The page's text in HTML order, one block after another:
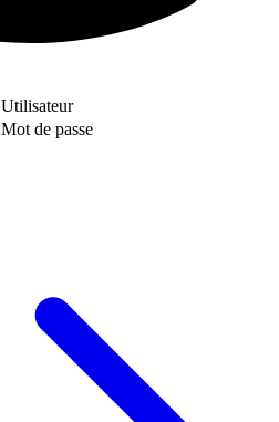
Utilisateur
Mot de passe